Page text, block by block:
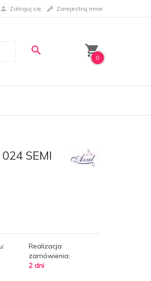
Zaloguj się Zarejestruj mnie
0
SEMI
Realizacja
zamówienia:
2 dni